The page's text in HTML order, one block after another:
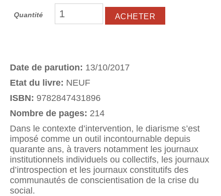
Quantité
Date de parution: 13/10/2017
Etat du livre: NEUF
ISBN: 9782847431896
Nombre de pages: 214
Dans le contexte d’intervention, le diarisme s’est
imposé comme un outil incontournable depuis
quarante ans, à travers notamment les journaux
institutionnels individuels ou collectifs, les journaux
d’introspection et les journaux constitutifs des
communautés de conscientisation de la crise du
social.